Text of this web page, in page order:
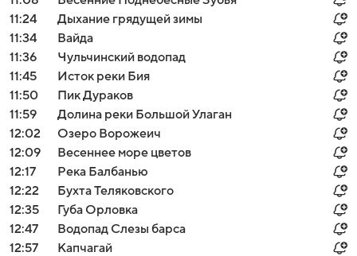
11:24
Дыхание грядущей зимы
11:34
Вайда
11:36
Чульчинский водопад
11:45
Исток реки Бия
11:50
Пик Дураков
11:59
Долина реки Большой Улаган
12:02
Озеро Ворожеич
12:09
Весеннее море цветов
12:17
Река Балбанью
12:22
Бухта Теляковского
12:35
Губа Орловка
12:47
Водопад Слезы барса
12:57
Капчагай